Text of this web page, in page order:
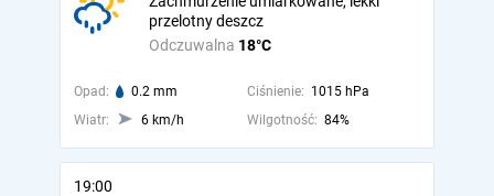
Odczuwalna 18°C
przelotny deszcz
Opad: 0.2 mm Ciśnienie: 1015 hPa
Wiatr:
6 km/h Wilgotność: 84%
19:00